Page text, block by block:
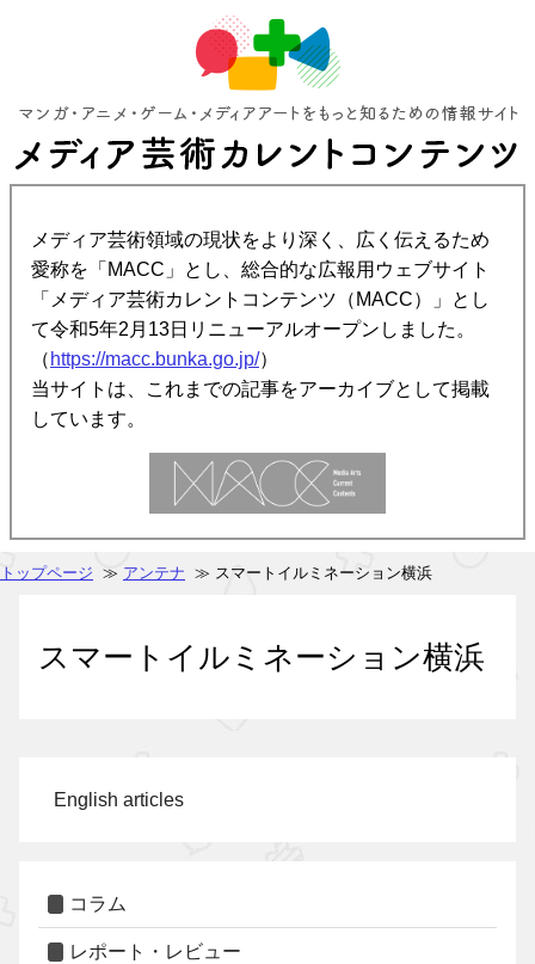
メディア芸術領域の現状をより深く、広く伝えるため
愛称を「MACC」とし、総合的な広報用ウェブサイト
「メディア芸術カレントコンテンツ（MACC）」とし
て令和5年2月13日リニューアルオープンしました。
（ https://macc.bunka.go.jp/）
当サイトは、これまでの記事をアーカイブとして掲載
しています。
トップページ ≫ アンテナ ≫ スマートイルミネーション横浜
スマートイルミネーション横浜
English articles
コラム
レポート・レビュー